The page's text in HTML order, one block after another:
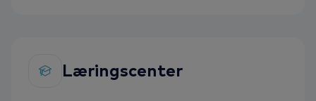
Læringscenter